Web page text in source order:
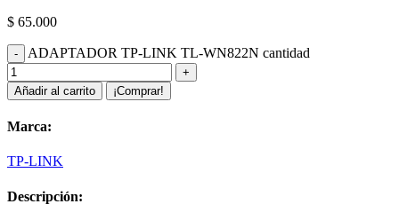
$ 65.000
ADAPTADOR TP-LINK TL-WN822N cantidad
Añadir al carrito ¡Comprar!
Marca:
TP-LINK
Descripción: